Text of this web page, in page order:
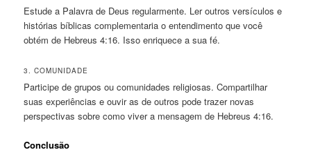
Estude a Palavra de Deus regularmente. Ler outros versículos e
histórias bíblicas complementaria o entendimento que você
obtém de Hebreus 4:16. Isso enriquece a sua fé.
3. COMUNIDADE
Participe de grupos ou comunidades religiosas. Compartilhar
suas experiências e ouvir as de outros pode trazer novas
perspectivas sobre como viver a mensagem de Hebreus 4:16.
Conclusão